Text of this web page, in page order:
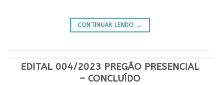
CONTINUAR LENDO →
EDITAL 004/2023 PREGÃO PRESENCIAL
– CONCLUÍDO